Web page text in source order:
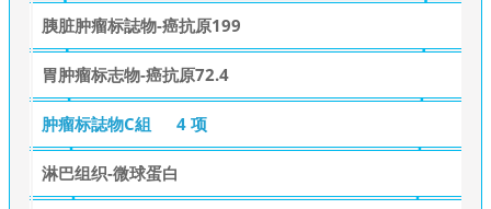
胰脏肿瘤标誌物-癌抗原199
胃肿瘤标志物-癌抗原72.4
肿瘤标誌物C組 4 项
淋巴组织-微球蛋白